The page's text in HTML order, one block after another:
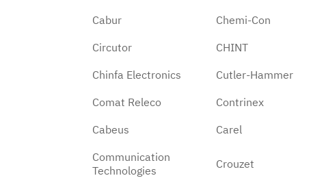
Cabur
Chemi-Con
Circutor
CHINT
Chinfa Electronics
Cutler-Hammer
Comat Releco
Contrinex
Cabeus
Carel
Communication
Technologies
Crouzet